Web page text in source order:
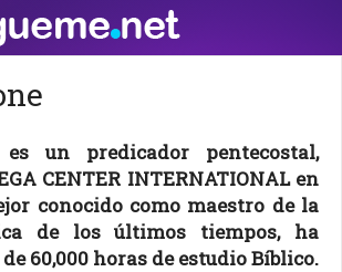
un predicador pentecostal,
CENTER INTERNATIONAL en
conocido como maestro de la
de los últimos tiempos, ha
60,000 horas de estudio Bíblico.